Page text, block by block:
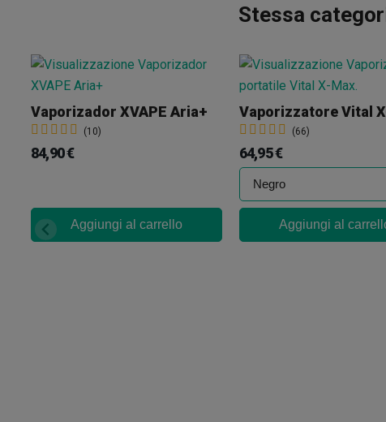
Stessa
Vaporizador XVAPE Aria+
(10)
84,90 €
Aggiungi al carrello
Vaporizzatore Vital
(66)
64,95 €
Aggiungi al